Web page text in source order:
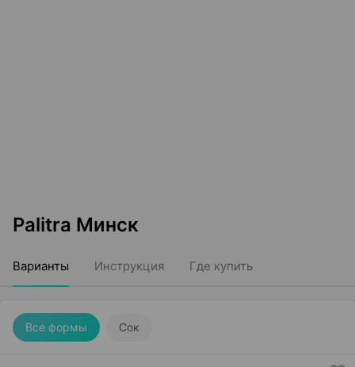
Palitra Минск
Варианты Инструкция Где купить
Все формы Сок